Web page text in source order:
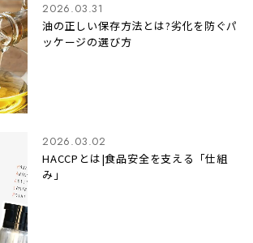
2026.03.31
油の正しい保存方法とは?劣化を防ぐパ
ッケージの選び方
2026.03.02
HACCPとは|食品安全を支える「仕組
み」